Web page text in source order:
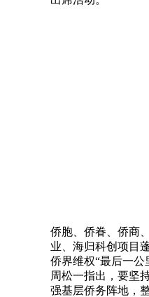
侨胞、侨眷、侨商
业、海归科创项目
侨界维权“最后一公
周松一指出，要坚
强基层侨务阵地，